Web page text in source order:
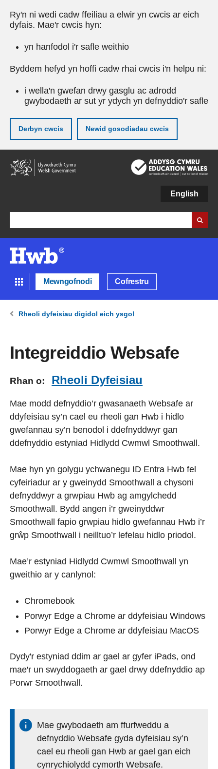
Ry'n ni wedi cadw ffeiliau a elwir yn cwcis ar eich
dyfais. Mae'r cwcis hyn:
yn hanfodol i'r safle weithio
Byddem hefyd yn hoffi cadw rhai cwcis i'n helpu ni:
i wella'n gwefan drwy gasglu ac adrodd
gwybodaeth ar sut yr ydych yn defnyddio'r safle
Derbyn cwcis Newid gosodiadau cwcis
Neidio
i'r
prif
English
Mewngofnodi Cofrestru
Rheoli dyfeisiau digidol eich ysgol
Integreiddio Websafe
Rhan o: Rheoli Dyfeisiau
Mae modd defnyddio’r gwasanaeth Websafe ar
ddyfeisiau sy’n cael eu rheoli gan Hwb i hidlo
gwefannau sy’n benodol i ddefnyddwyr gan
ddefnyddio estyniad Hidlydd Cwmwl Smoothwall.
Mae hyn yn golygu ychwanegu ID Entra Hwb fel
cyfeiriadur ar y gweinydd Smoothwall a chysoni
defnyddwyr a grwpiau Hwb ag amgylchedd
Smoothwall. Bydd angen i’r gweinyddwr
Smoothwall fapio grwpiau hidlo gwefannau Hwb i’r
grŵp Smoothwall i neilltuo’r lefelau hidlo priodol.
Mae’r estyniad Hidlydd Cwmwl Smoothwall yn
gweithio ar y canlynol:
Chromebook
Porwyr Edge a Chrome ar ddyfeisiau Windows
Porwyr Edge a Chrome ar ddyfeisiau MacOS
Dydy'r estyniad ddim ar gael ar gyfer iPads, ond
mae'r un swyddogaeth ar gael drwy ddefnyddio ap
Porwr Smoothwall.
Mae gwybodaeth am ffurfweddu a
defnyddio Websafe gyda dyfeisiau sy’n
cael eu rheoli gan Hwb ar gael gan eich
cynrychiolydd cymorth Websafe.